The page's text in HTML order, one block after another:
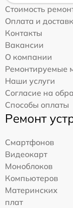
Стоимость
Оплата и
Контакты
Вакансии
О компании
Ремонтируемые
Наши услуги
Согласие на
Способы оплаты
Ремонт
Смартфонов
Видеокарт
Моноблоков
Компьютеров
Материнских
плат